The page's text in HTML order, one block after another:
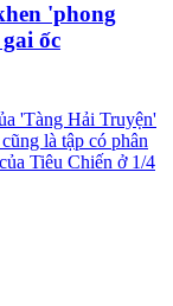
'phong
ốc
'Tàng Hải Truyện'
là tập có phân
Tiêu Chiến ở 1/4